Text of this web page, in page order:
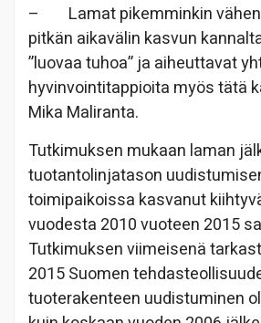
– Lamat pikemminkin
pitkän aikavälin kasvun
”luovaa tuhoa” ja aiheuttavat
hyvinvointitappioita myös tätä
Mika Maliranta.
Tutkimuksen mukaan laman
tuotantolinjatason
toimipaikoissa kasvanut
vuodesta 2010 vuoteen 2015
Tutkimuksen viimeisenä
2015 Suomen
tuoterakenteen uudistuminen